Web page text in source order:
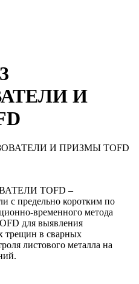
И
TOFD –
с предельно коротким по
временного метода
для выявления
трещин в сварных
листового металла на